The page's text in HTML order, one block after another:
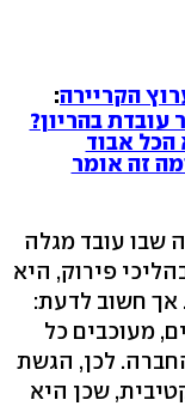
הקריירה:
בהריון?
אבוד
זה אומר
שבו עובד מגלה
פירוק, היא
אך חשוב לדעת:
מעוכבים כל
לכן, הגשת
שכן היא